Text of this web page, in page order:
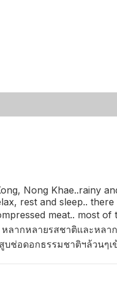
Nong Khae..rainy
rest and sleep..
meat.. most
หลากหลายรสชาติและห
ช่อดอกธรรมชาติฯล้วนๆเ